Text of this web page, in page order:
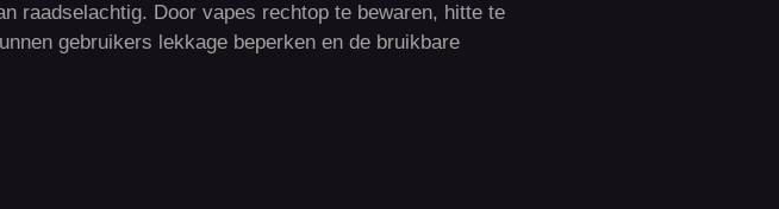
raadselachtig. Door vapes rechtop te bewaren, hitte te
gebruikers lekkage beperken en de bruikbare